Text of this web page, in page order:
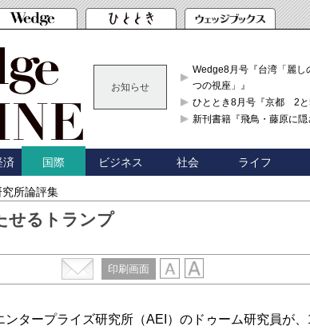
お知らせ
Wedge8月号『台湾「麗
つの視座」』
ひととき8月号『京都 2と
新刊書籍『飛鳥・藤原に隠
済 国際 ビジネス 社会 ライフ
所論評集
せるトランプ
印刷画面
タープライズ研究所（AEI）のドゥーム研究員が